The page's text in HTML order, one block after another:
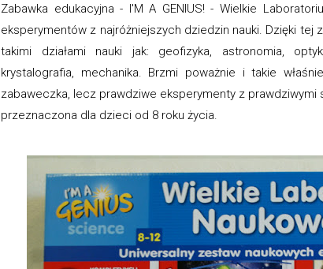
Zabawka edukacyjna - I'M A GENIUS! - Wielkie
eksperymentów z najróżniejszych dziedzin nauki. Dzięki
takimi działami nauki jak: geofizyka, astronomia,
krystalografia, mechanika. Brzmi poważnie i takie
zabaweczka, lecz prawdziwe eksperymenty z
przeznaczona dla dzieci od 8 roku życia.